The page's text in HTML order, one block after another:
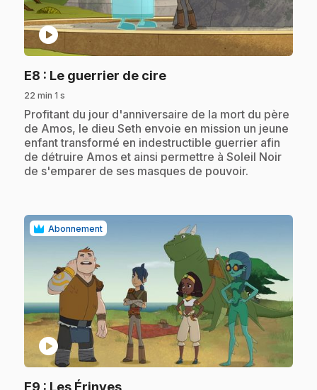
play_circle
E8 : Le guerrier de cire.
22 min 1 s
.Profitant du jour d'anniversaire de la mort du père
de Amos, le dieu Seth envoie en mission un jeune
enfant transformé en indestructible guerrier afin
de détruire Amos et ainsi permettre à Soleil Noir
de s'emparer de ses masques de pouvoir.
Abonnement
play_circle
E9 : Les Érinyes.